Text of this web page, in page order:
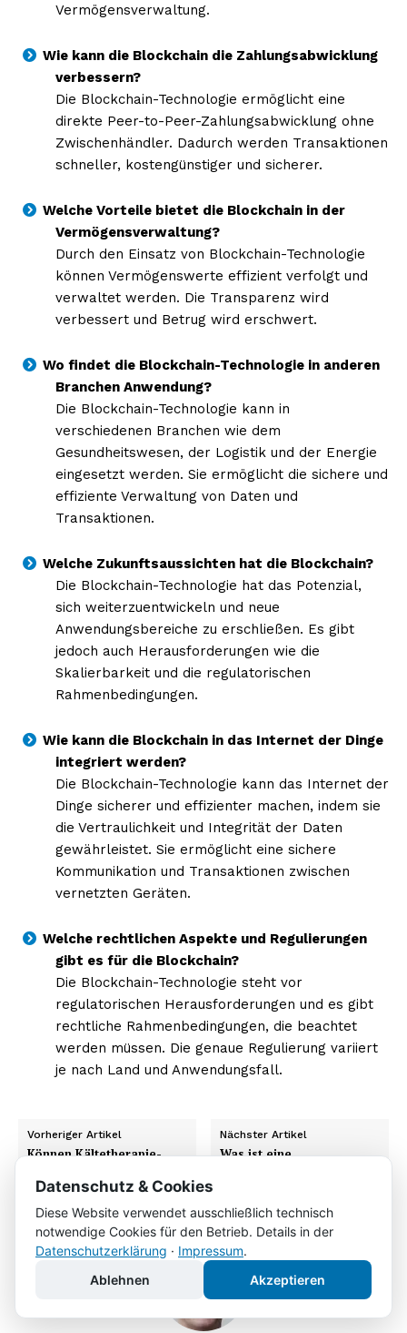
Vermögensverwaltung.
Wie kann die Blockchain die Zahlungsabwicklung
verbessern?
Die Blockchain-Technologie ermöglicht eine
direkte Peer-to-Peer-Zahlungsabwicklung ohne
Zwischenhändler. Dadurch werden Transaktionen
schneller, kostengünstiger und sicherer.
Welche Vorteile bietet die Blockchain in der
Vermögensverwaltung?
Durch den Einsatz von Blockchain-Technologie
können Vermögenswerte effizient verfolgt und
verwaltet werden. Die Transparenz wird
verbessert und Betrug wird erschwert.
Wo findet die Blockchain-Technologie in anderen
Branchen Anwendung?
Die Blockchain-Technologie kann in
verschiedenen Branchen wie dem
Gesundheitswesen, der Logistik und der Energie
eingesetzt werden. Sie ermöglicht die sichere und
effiziente Verwaltung von Daten und
Transaktionen.
Welche Zukunftsaussichten hat die Blockchain?
Die Blockchain-Technologie hat das Potenzial,
sich weiterzuentwickeln und neue
Anwendungsbereiche zu erschließen. Es gibt
jedoch auch Herausforderungen wie die
Skalierbarkeit und die regulatorischen
Rahmenbedingungen.
Wie kann die Blockchain in das Internet der Dinge
integriert werden?
Die Blockchain-Technologie kann das Internet der
Dinge sicherer und effizienter machen, indem sie
die Vertraulichkeit und Integrität der Daten
gewährleistet. Sie ermöglicht eine sichere
Kommunikation und Transaktionen zwischen
vernetzten Geräten.
Welche rechtlichen Aspekte und Regulierungen
gibt es für die Blockchain?
Die Blockchain-Technologie steht vor
regulatorischen Herausforderungen und es gibt
rechtliche Rahmenbedingungen, die beachtet
werden müssen. Die genaue Regulierung variiert
je nach Land und Anwendungsfall.
Vorheriger Artikel
Können Kältetherapie-
Migräne helfen?
Nächster Artikel
Was ist eine
Datenschutz & Cookies
Diese Website verwendet ausschließlich technisch
notwendige Cookies für den Betrieb. Details in der
Datenschutzerklärung · Impressum.
Ablehnen
Akzeptieren